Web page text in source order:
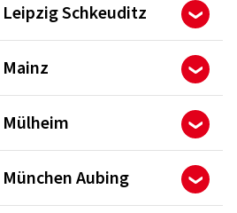
Schkeuditz
Aubing